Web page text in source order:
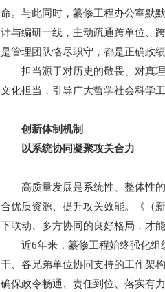
命。与此同时，纂修工程办公室默
计与编研一线，主动疏通跨单位、
是管理团队恪尽职守，都是正确政
担当源于对历史的敬畏、对真理
文化担当，引导广大哲学社会科学
创新体制机制
以系统协同凝聚攻关合力
高质量发展是系统性、整体性的
合优质资源、提升攻关效能。《（
下联动、多方协同的良好格局，才
近6年来，纂修工程始终强化组
干、各兄弟单位协同支持的工作架
确保政令畅通、责任到位、落实有